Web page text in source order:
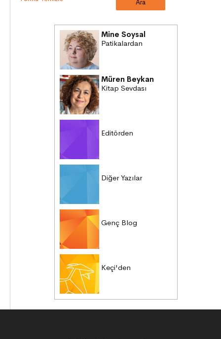
Mine Soysal
Patikalardan
Müren Beykan
Kitap Sevdası
Editörden
Diğer Yazılar
Genç Blog
Keçi'den